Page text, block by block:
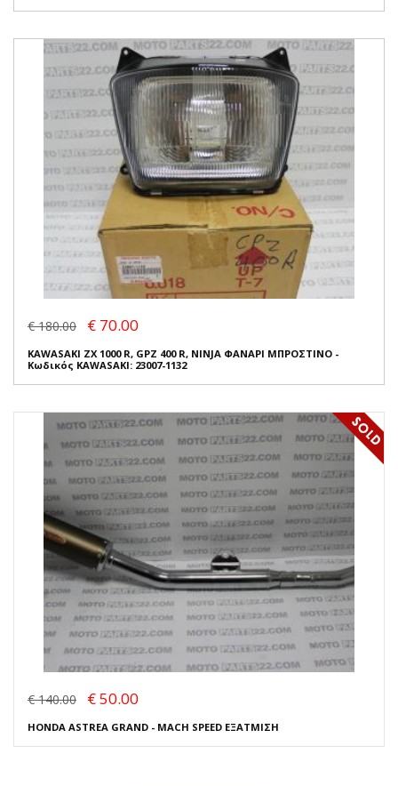
€ 180.00 € 70.00
KAWASAKI ZX 1000 R, GPZ 400 R, NINJA ΦΑΝΑΡΙ ΜΠΡΟΣΤΙΝΟ -
Κωδικός KAWASAKI: 23007-1132
€ 140.00 € 50.00
HONDA ASTREA GRAND - MACH SPEED ΕΞΑΤΜΙΣΗ